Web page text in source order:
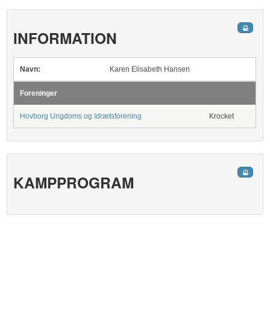
INFORMATION
Navn: Karen Elisabeth Hansen
Foreninger
Hovborg Ungdoms og Idrætsforening Krocket
KAMPPROGRAM